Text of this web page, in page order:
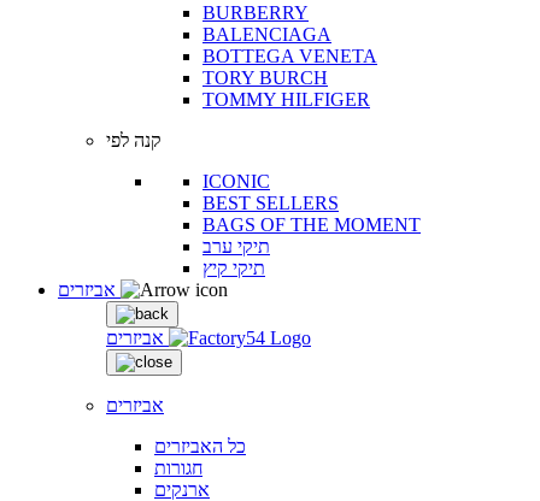
BURBERRY
BALENCIAGA
BOTTEGA VENETA
TORY BURCH
TOMMY HILFIGER
קנה לפי
ICONIC
BEST SELLERS
BAGS OF THE MOMENT
תיקי ערב
תיקי קיץ
אביזרים
אביזרים
כל האביזרים
חגורות
ארנקים